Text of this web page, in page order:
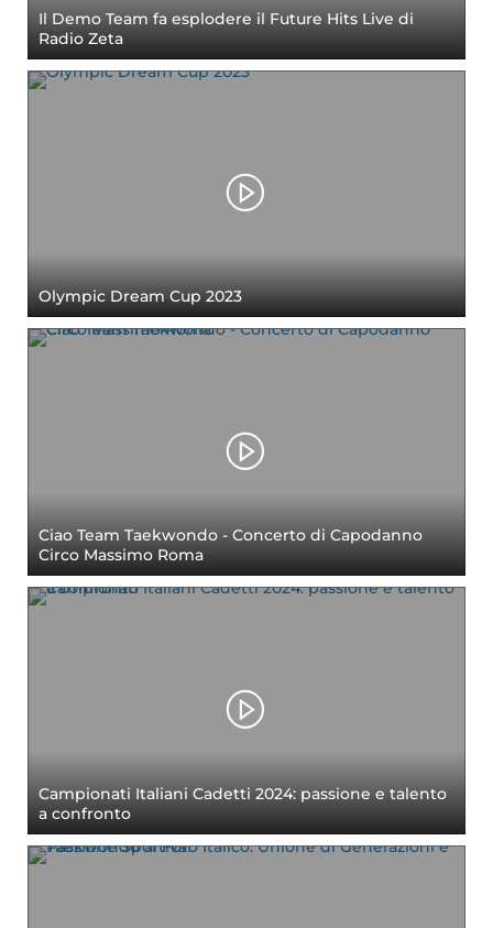
Il Demo Team fa esplodere il Future Hits Live di
Radio Zeta
Olympic Dream Cup 2023
Ciao Team Taekwondo - Concerto di Capodanno
Circo Massimo Roma
Campionati Italiani Cadetti 2024: passione e talento
a confronto